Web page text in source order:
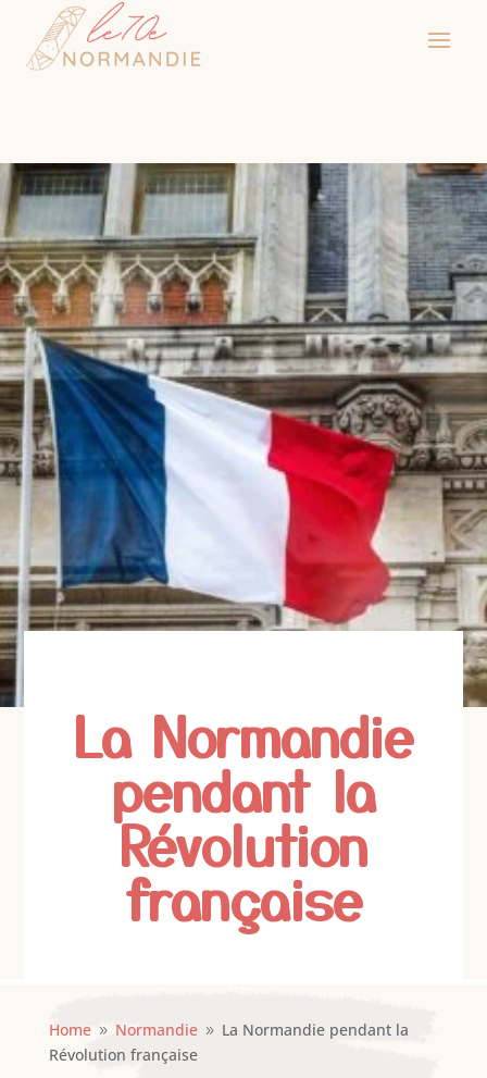
La Normandie
pendant la
Révolution
française
Home 9 Normandie 9 La Normandie pendant la
Révolution française